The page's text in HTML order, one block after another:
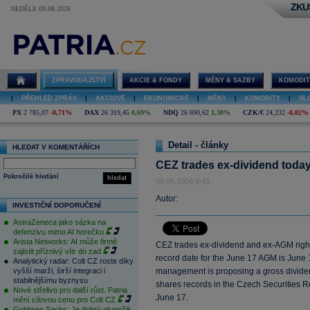
NEDĚLE 09.08.2026
ZPRAVODAJSTVÍ AKCIE & FONDY MĚNY & SAZBY
PŘEHLED ZPRÁV AKCIOVÉ EKONOMICKÉ MĚNY KOMODITY
PX 2 785,07 -0,71% DAX 26 319,45 0,69% NDQ 26 690,62 1,30% CZK/€ 24,232 -0,02%
HLEDAT V KOMENTÁŘÍCH
hledat
Pokročilé hledání
INVESTIČNÍ DOPORUČENÍ
AstraZeneca jako sázka na
defenzivu mimo AI horečku
Arista Networks: AI může firmě
zajistit příznivý vítr do zad
Analytický radar: Colt CZ roste díky
vyšší marži, širší integraci i
stabilnějšímu byznysu
Nové střelivo pro další růst. Patria
mění cílovou cenu pro Colt CZ
Detail - články
CEZ trades ex-dividend
09.06.2004 9:43
Autor:
CEZ trades ex-dividend and ex-AGM
record date for the June 17 AGM is
management is proposing a gross
shares records in the Czech Securities
June 17.